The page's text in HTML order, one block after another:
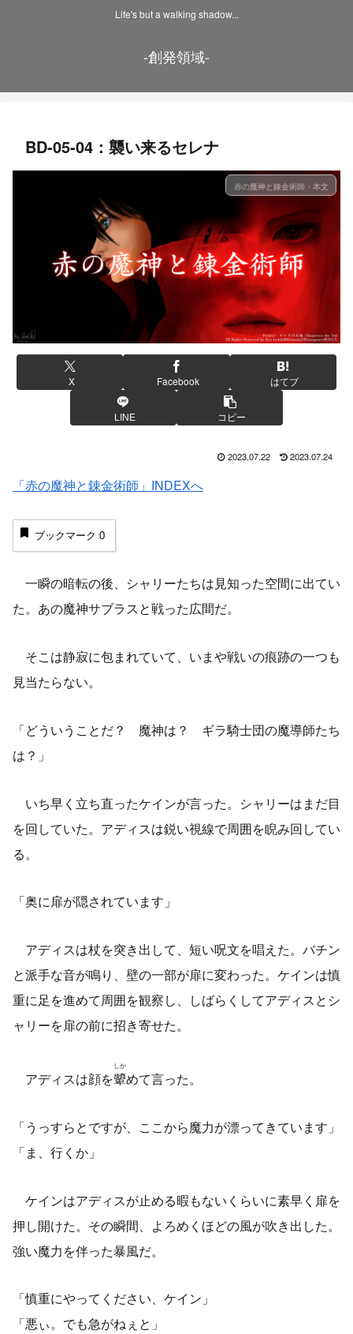
Life's but a walking shadow...
-創発領域-
BD-05-04：襲い来るセレナ
赤の魔神と錬金術師・本文
X Facebook はてブ
LINE コピー
2023.07.22 2023.07.24
「赤の魔神と錬金術師」INDEXへ
ブックマーク 0
一瞬の暗転の後、シャリーたちは見知った空間に出てい
た。あの魔神サブラスと戦った広間だ。
そこは静寂に包まれていて、いまや戦いの痕跡の一つも
見当たらない。
「どういうことだ？ 魔神は？ ギラ騎士団の魔導師たち
は？」
いち早く立ち直ったケインが言った。シャリーはまだ目
を回していた。アディスは鋭い視線で周囲を睨み回してい
る。
「奥に扉が隠されています」
アディスは杖を突き出して、短い呪文を唱えた。バチン
と派手な音が鳴り、壁の一部が扉に変わった。ケインは慎
重に足を進めて周囲を観察し、しばらくしてアディスとシ
ャリーを扉の前に招き寄せた。
アディスは顔を顰
しか
めて言った。
「うっすらとですが、ここから魔力が漂ってきています」
「ま、行くか」
ケインはアディスが止める暇もないくらいに素早く扉を
押し開けた。その瞬間、よろめくほどの風が吹き出した。
強い魔力を伴った暴風だ。
「慎重にやってください、ケイン」
「悪ぃ。でも急がねぇと」